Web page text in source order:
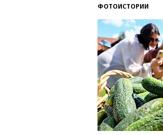
ФОТОИСТОРИИ